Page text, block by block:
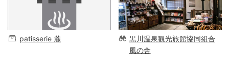
patisserie 麓
黒川温泉観光旅館協同組合
風の舎